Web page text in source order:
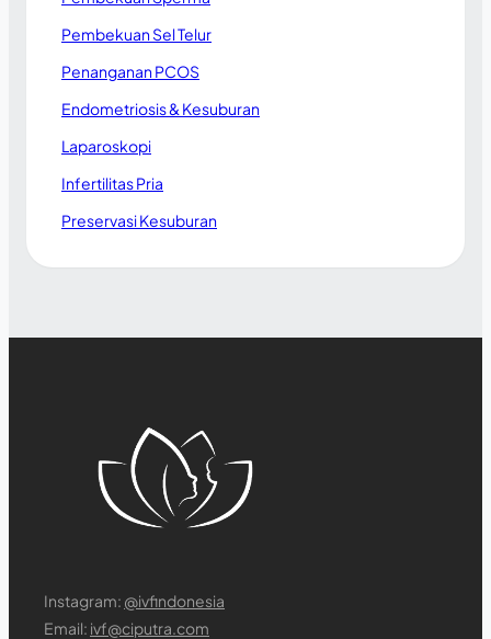
Pembekuan Sel Telur
Penanganan PCOS
Endometriosis & Kesuburan
Laparoskopi
Infertilitas Pria
Preservasi Kesuburan
Instagram: @ivfindonesia
Email: ivf@ciputra.com